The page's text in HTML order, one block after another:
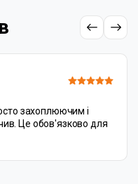
захоплюючим і
Це обов'язково для